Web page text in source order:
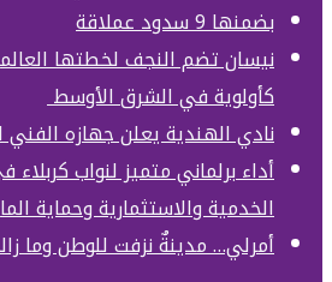
بضمنها 9 سدود عملاقة
نيسان تضم النجف لخطتها
كأولوية في الشرق الأوسط
نادي الهندية يعلن جهازه
أداء برلماني متميز لنواب
الخدمية والاستثمارية وحماية
أمرلي… مدينةٌ نزفت للوطن وما